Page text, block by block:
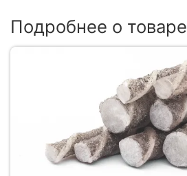
Подробнее о товаре